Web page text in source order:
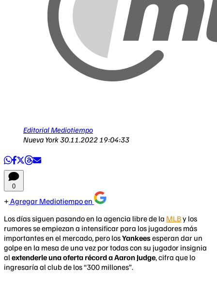
Editorial Mediotiempo
Nueva York30.11.2022 19:04:33
0
Agregar Mediotiempo en
Los días siguen pasando en la agencia libre de la MLBy los
rumores se empiezan a intensificar para los jugadores más
importantes en el mercado, pero losYankeesesperan dar un
golpe en la mesa de una vez por todas con su jugador insignia
al extenderle una oferta récord a Aaron Judge, cifra que lo
ingresaría al club de los “300 millones”.